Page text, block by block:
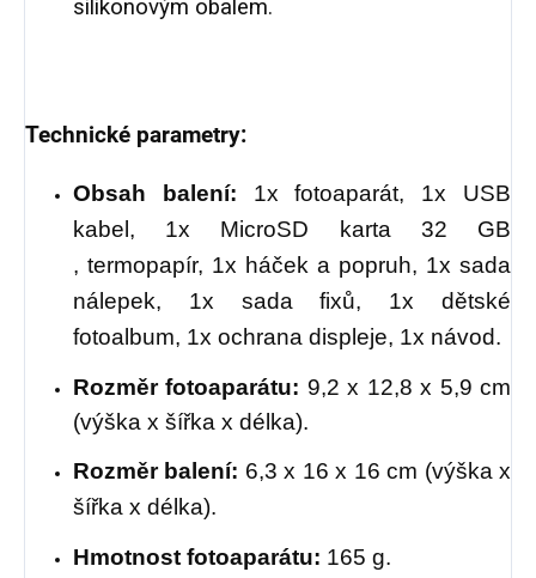
silikonovým obalem.
Technické parametry:
Obsah balení: 1x fotoaparát, 1x USB
kabel, 1x MicroSD karta 32 GB
, termopapír, 1x háček a popruh, 1x sada
nálepek, 1x sada fixů, 1x dětské
fotoalbum, 1x ochrana displeje, 1x návod.
Rozměr fotoaparátu: 9,2 x 12,8 x 5,9 cm
(výška x šířka x délka).
Rozměr balení: 6,3 x 16 x 16 cm (výška x
šířka x délka).
Hmotnost fotoaparátu: 165 g.